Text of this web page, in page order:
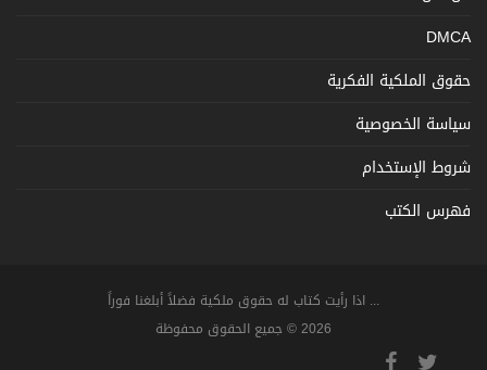
DMCA
حقوق الملكية الفكرية
سياسة الخصوصية
شروط الإستخدام
فهرس الكتب
... اذا رأيت كتاب له حقوق ملكية فضلاً أبلغنا فوراً
2026 © جميع الحقوق محفوظة